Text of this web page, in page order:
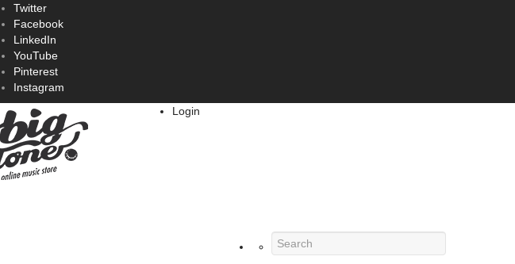
Twitter
Facebook
LinkedIn
YouTube
Pinterest
Instagram
Login